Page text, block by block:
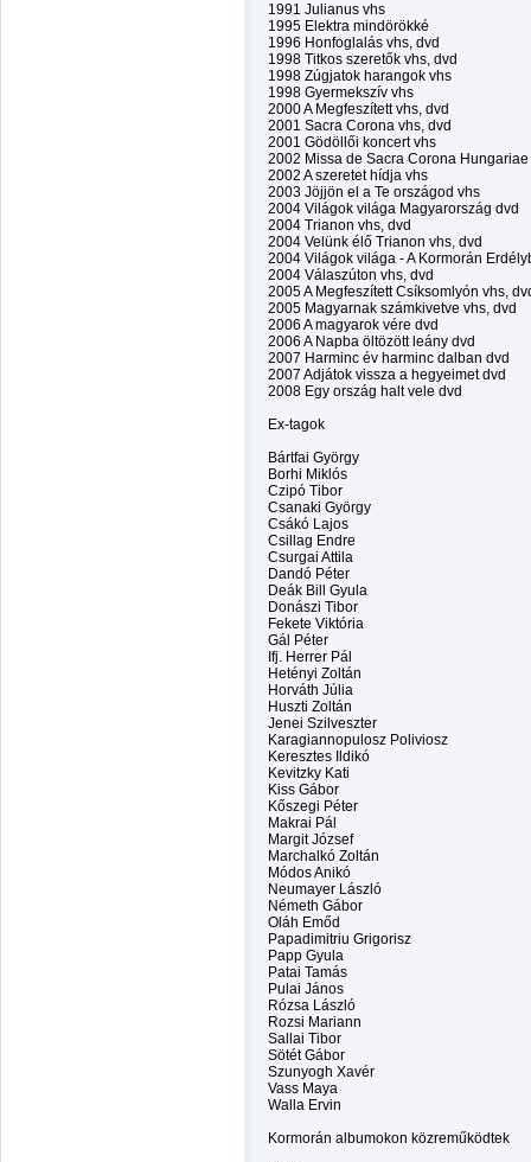
1991 Julianus vhs
1995 Elektra mindörökké
1996 Honfoglalás vhs, dvd
1998 Titkos szeretők vhs, dvd
1998 Zúgjatok harangok vhs
1998 Gyermekszív vhs
2000 A Megfeszített vhs, dvd
2001 Sacra Corona vhs, dvd
2001 Gödöllői koncert vhs
2002 Missa de Sacra Corona Hungariae
2002 A szeretet hídja vhs
2003 Jöjjön el a Te országod vhs
2004 Világok világa Magyarország dvd
2004 Trianon vhs, dvd
2004 Velünk élő Trianon vhs, dvd
2004 Világok világa - A Kormorán
2004 Válaszúton vhs, dvd
2005 A Megfeszített Csíksomlyón vhs,
2005 Magyarnak számkivetve vhs, dvd
2006 A magyarok vére dvd
2006 A Napba öltözött leány dvd
2007 Harminc év harminc dalban dvd
2007 Adjátok vissza a hegyeimet dvd
2008 Egy ország halt vele dvd
Ex-tagok
Bártfai György
Borhi Miklós
Czipó Tibor
Csanaki György
Csákó Lajos
Csillag Endre
Csurgai Attila
Dandó Péter
Deák Bill Gyula
Donászi Tibor
Fekete Viktória
Gál Péter
Ifj. Herrer Pál
Hetényi Zoltán
Horváth Júlia
Huszti Zoltán
Jenei Szilveszter
Karagiannopulosz Poliviosz
Keresztes Ildikó
Kevitzky Kati
Kiss Gábor
Kőszegi Péter
Makrai Pál
Margit József
Marchalkó Zoltán
Módos Anikó
Neumayer László
Németh Gábor
Oláh Emőd
Papadimitriu Grigorisz
Papp Gyula
Patai Tamás
Pulai János
Rózsa László
Rozsi Mariann
Sallai Tibor
Sötét Gábor
Szunyogh Xavér
Vass Maya
Walla Ervin
Kormorán albumokon közreműködtek